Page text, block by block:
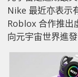
Nike 最近亦表示
Roblox 合作推出
向元宇宙世界進發